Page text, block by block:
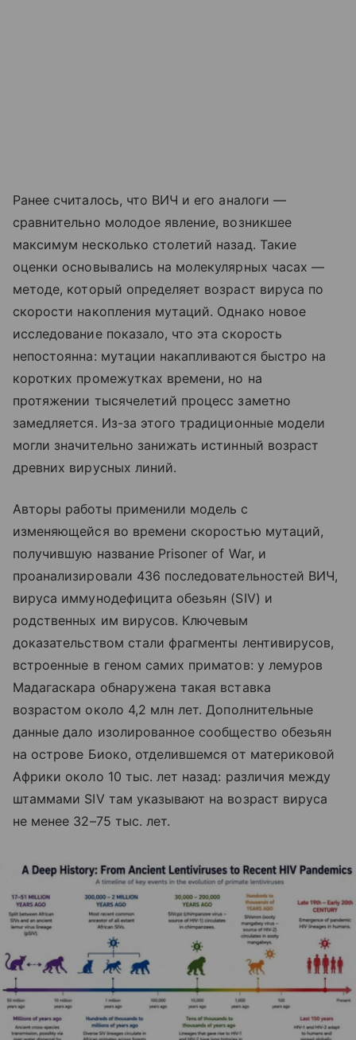
Ранее считалось, что ВИЧ и его аналоги —
сравнительно молодое явление, возникшее
максимум несколько столетий назад. Такие
оценки основывались на молекулярных часах —
методе, который определяет возраст вируса по
скорости накопления мутаций. Однако новое
исследование показало, что эта скорость
непостоянна: мутации накапливаются быстро на
коротких промежутках времени, но на
протяжении тысячелетий процесс заметно
замедляется. Из-за этого традиционные модели
могли значительно занижать истинный возраст
древних вирусных линий.
Авторы работы применили модель с
изменяющейся во времени скоростью мутаций,
получившую название Prisoner of War, и
проанализировали 436 последовательностей ВИЧ,
вируса иммунодефицита обезьян (SIV) и
родственных им вирусов. Ключевым
доказательством стали фрагменты лентивирусов,
встроенные в геном самих приматов: у лемуров
Мадагаскара обнаружена такая вставка
возрастом около 4,2 млн лет. Дополнительные
данные дало изолированное сообщество обезьян
на острове Биоко, отделившемся от материковой
Африки около 10 тыс. лет назад: различия между
штаммами SIV там указывают на возраст вируса
не менее 32–75 тыс. лет.